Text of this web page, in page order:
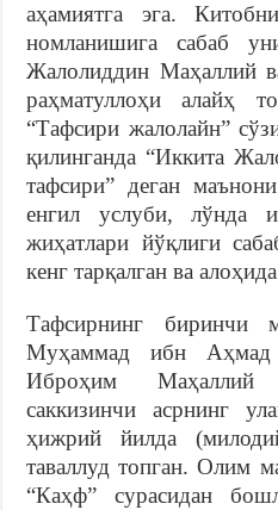
аҳамиятга эга.
номланишига сабаб
Жалолиддин Маҳаллий
раҳматуллоҳи алайҳ
“Тафсири жалолайн”
қилинганда “Иккита
тафсири” деган
енгил услуби, лўнда
жиҳатлари йўқлиги
кенг тарқалган ва
Тафсирнинг биринчи
Муҳаммад ибн
Иброҳим
саккизинчи асрнинг
ҳижрий йилда
таваллуд топган. Олим
“Каҳф” сурасидан